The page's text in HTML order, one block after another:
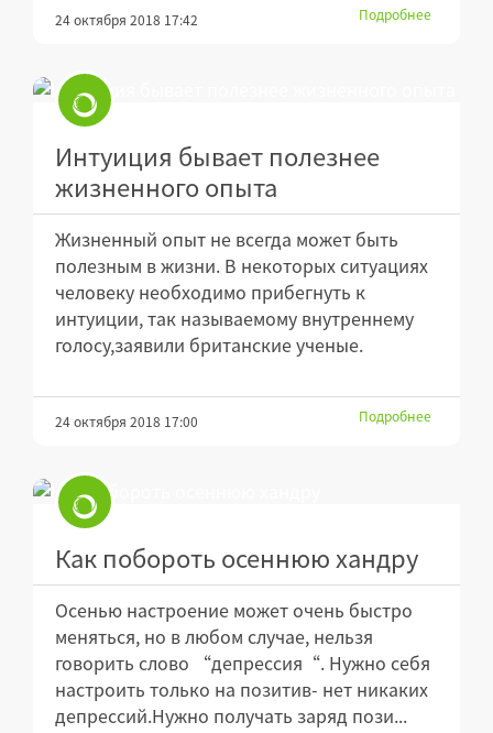
24 октября 2018 17:42 Подробнее
Интуиция бывает полезнее
жизненного опыта
Жизненный опыт не всегда может быть
полезным в жизни. В некоторых ситуациях
человеку необходимо прибегнуть к
интуиции, так называемому внутреннему
голосу,заявили британские ученые.
24 октября 2018 17:00 Подробнее
Как побороть осеннюю хандру
Осенью настроение может очень быстро
меняться, но в любом случае, нельзя
говорить слово “депрессия“. Нужно себя
настроить только на позитив- нет никаких
депрессий.Нужно получать заряд пози...